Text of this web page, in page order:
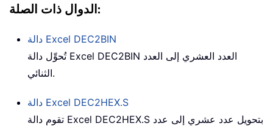
الدوال ذات الصلة:
دالة Excel DEC2BIN
تُحوِّل دالة Excel DEC2BIN العدد العشري إلى العدد
الثنائي.
دالة Excel DEC2HEX.S
تقوم دالة Excel DEC2HEX.S بتحويل عدد عشري إلى عدد